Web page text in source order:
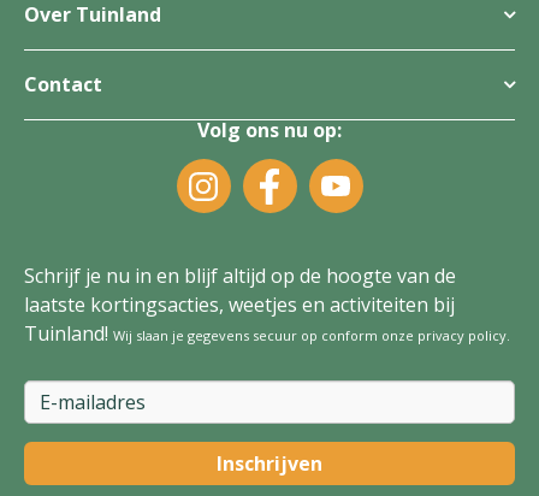
Over Tuinland
Contact
Volg ons nu op:
Schrijf je nu in en blijf altijd op de hoogte van de
laatste kortingsacties, weetjes en activiteiten bij
Tuinland! Wij slaan je gegevens secuur op conform onze privacy policy.